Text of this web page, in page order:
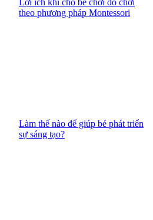
Lợi ích khi cho bé chơi đồ chơi
theo phương pháp Montessori
Làm thế nào để giúp bé phát triển
sự sáng tạo?